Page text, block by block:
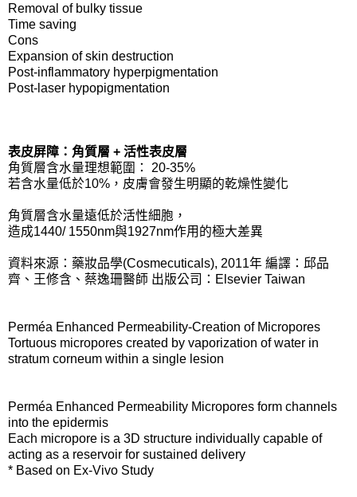
Removal of bulky tissue
Time saving
Cons
Expansion of skin destruction
Post-inflammatory hyperpigmentation
Post-laser hypopigmentation
表皮屏障：角質層 + 活性表皮層
角質層含水量理想範圍： 20-35%
若含水量低於10%，皮膚會發生明顯的乾燥性變化
角質層含水量遠低於活性細胞，
造成1440/ 1550nm與1927nm作用的極大差異
資料來源：藥妝品學(Cosmecuticals), 2011年 編譯：邱品
齊、王修含、蔡逸珊醫師 出版公司：Elsevier Taiwan
Perméa Enhanced Permeability-Creation of Micropores
Tortuous micropores created by vaporization of water in
stratum corneum within a single lesion
Perméa Enhanced Permeability Micropores form channels
into the epidermis
Each micropore is a 3D structure individually capable of
acting as a reservoir for sustained delivery
* Based on Ex-Vivo Study